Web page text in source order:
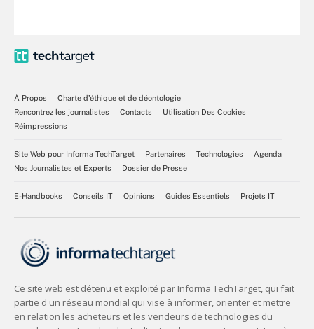
À Propos
Charte d’éthique et de déontologie
Rencontrez les journalistes
Contacts
Utilisation Des Cookies
Réimpressions
Site Web pour Informa TechTarget Partenaires Technologies
Agenda
Nos Journalistes et Experts
Dossier de Presse
E-Handbooks Conseils IT Opinions Guides Essentiels Projets IT